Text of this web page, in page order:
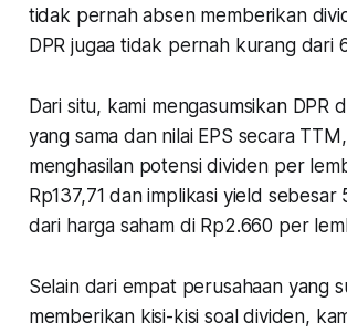
tidak pernah absen memberikan
DPR jugaa tidak pernah kurang dari
Dari situ, kami mengasumsikan DPR
yang sama dan nilai EPS secara
menghasilan potensi dividen per
Rp137,71 dan implikasi yield sebesar
dari harga saham di Rp2.660 per
Selain dari empat perusahaan yang
memberikan kisi-kisi soal dividen,